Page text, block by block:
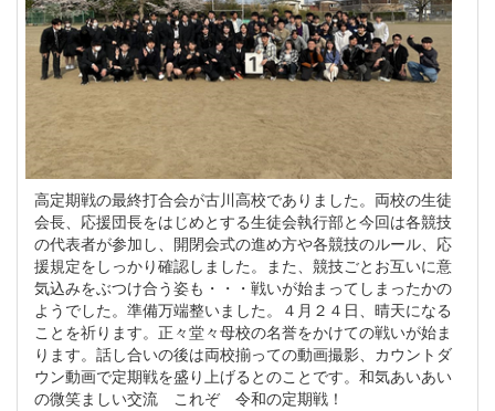
高定期戦の最終打合会が古川高校でありました。両校の生徒
会長、応援団長をはじめとする生徒会執行部と今回は各競技
の代表者が参加し、開閉会式の進め方や各競技のルール、応
援規定をしっかり確認しました。また、競技ごとお互いに意
気込みをぶつけ合う姿も・・・戦いが始まってしまったかの
ようでした。準備万端整いました。４月２４日、晴天になる
ことを祈ります。正々堂々母校の名誉をかけての戦いが始ま
ります。話し合いの後は両校揃っての動画撮影、カウントダ
ウン動画で定期戦を盛り上げるとのことです。和気あいあい
の微笑ましい交流 これぞ 令和の定期戦！